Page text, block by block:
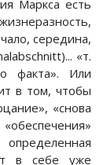
Маркса есть
середина,
«т.
факта». Или
в том, чтобы
«снова
в себе уже